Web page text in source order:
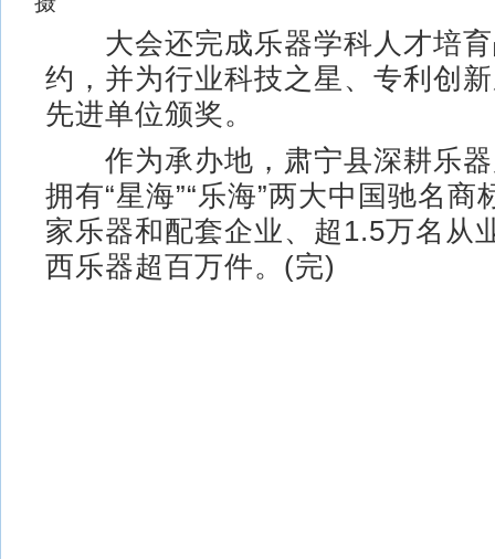
大会还完成乐器学科人才培育
约，并为行业科技之星、专利创
先进单位颁奖。
作为承办地，肃宁县深耕乐器
拥有“星海”“乐海”两大中国驰名商
家乐器和配套企业、超1.5万名从
西乐器超百万件。(完)